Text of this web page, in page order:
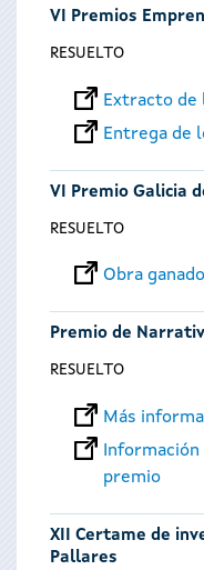
usted
VI Premios
RESUELTO
Extracto de
Entrega de
VI Premio Galicia
RESUELTO
Obra
Premio de
RESUELTO
Más
premio
XII Certame de
Pallares